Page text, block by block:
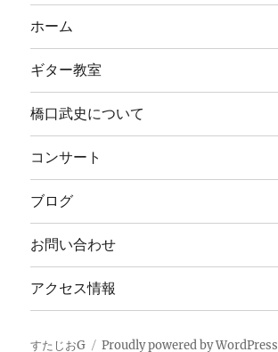
ホーム
ギター教室
橋口武史について
コンサート
ブログ
お問い合わせ
アクセス情報
すたじおG Proudly powered by WordPress